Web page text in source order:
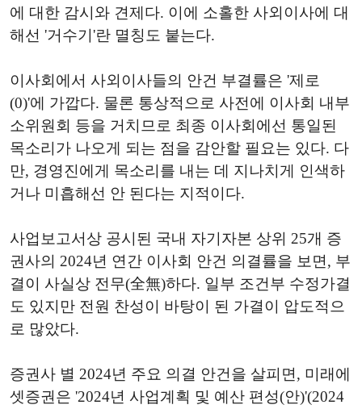
에 대한 감시와 견제다. 이에 소홀한 사외이사에 대
해선 '거수기'란 멸칭도 붙는다.
이사회에서 사외이사들의 안건 부결률은 '제로
(0)'에 가깝다. 물론 통상적으로 사전에 이사회 내부
소위원회 등을 거치므로 최종 이사회에선 통일된
목소리가 나오게 되는 점을 감안할 필요는 있다. 다
만, 경영진에게 목소리를 내는 데 지나치게 인색하
거나 미흡해선 안 된다는 지적이다.
사업보고서상 공시된 국내 자기자본 상위 25개 증
권사의 2024년 연간 이사회 안건 의결률을 보면, 부
결이 사실상 전무(全無)하다. 일부 조건부 수정가결
도 있지만 전원 찬성이 바탕이 된 가결이 압도적으
로 많았다.
증권사 별 2024년 주요 의결 안건을 살피면, 미래에
셋증권은 '2024년 사업계획 및 예산 편성(안)'(2024